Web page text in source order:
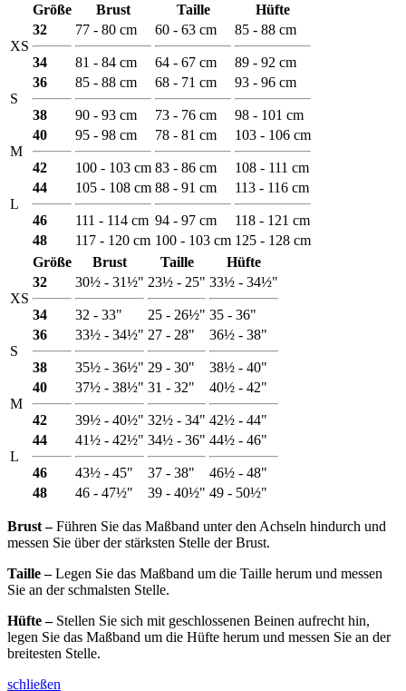
Größe Brust Taille Hüfte
XS
32
34
77 - 80 cm
81 - 84 cm
60 - 63 cm
64 - 67 cm
85 - 88 cm
89 - 92 cm
S
36
38
85 - 88 cm
90 - 93 cm
68 - 71 cm
73 - 76 cm
93 - 96 cm
98 - 101 cm
M
40
42
95 - 98 cm
100 - 103 cm
78 - 81 cm
83 - 86 cm
103 - 106 cm
108 - 111 cm
L
44
46
105 - 108 cm
111 - 114 cm
88 - 91 cm
94 - 97 cm
113 - 116 cm
118 - 121 cm
48
117 - 120 cm 100 - 103 cm 125 - 128 cm
Größe
Brust Taille Hüfte
XS
32
34
30½ - 31½"
32 - 33"
23½ - 25"
25 - 26½"
33½ - 34½"
35 - 36"
S
36
38
33½ - 34½"
35½ - 36½"
27 - 28"
29 - 30"
36½ - 38"
38½ - 40"
M
40
42
37½ - 38½"
39½ - 40½"
31 - 32"
32½ - 34"
40½ - 42"
42½ - 44"
L
44
46
41½ - 42½"
43½ - 45"
34½ - 36"
37 - 38"
44½ - 46"
46½ - 48"
48
46 - 47½" 39 - 40½" 49 - 50½"
Brust ‒Führen Sie das Maßband unter den Achseln hindurch und
messen Sie über der stärksten Stelle der Brust.
Taille ‒Legen Sie das Maßband um die Taille herum und messen
Sie an der schmalsten Stelle.
Hüfte ‒Stellen Sie sich mit geschlossenen Beinen aufrecht hin,
legen Sie das Maßband um die Hüfte herum und messen Sie an der
breitesten Stelle.
schließen